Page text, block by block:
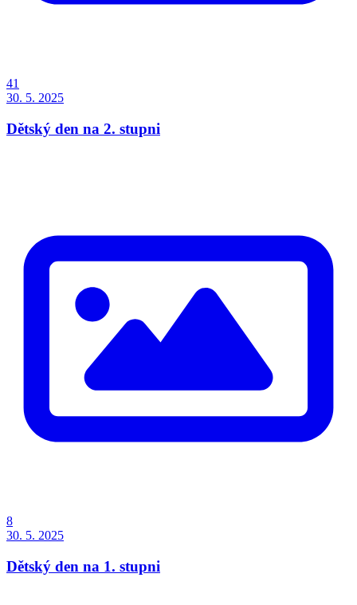
41
30. 5. 2025
Dětský den na 2. stupni
8
30. 5. 2025
Dětský den na 1. stupni